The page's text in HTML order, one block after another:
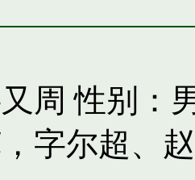
周 性别：
字尔超 、